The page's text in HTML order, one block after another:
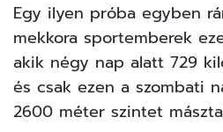
Egy ilyen próba egyben
mekkora sportemberek
akik négy nap alatt 729
és csak ezen a szombati
2600 méter szintet